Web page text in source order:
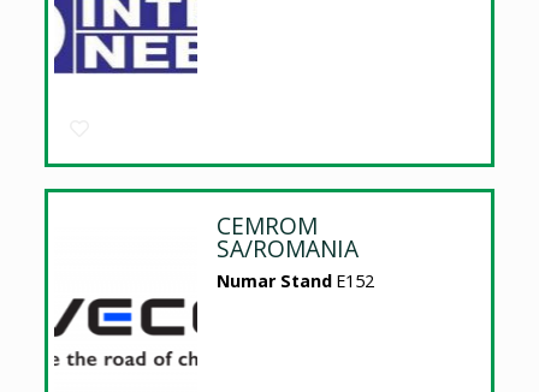
CEMROM
SA/ROMANIA
Numar Stand E152